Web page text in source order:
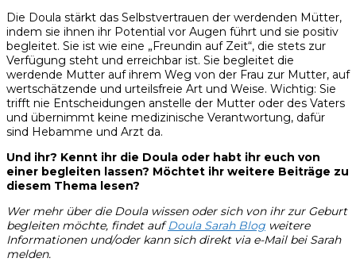
Die Doula stärkt das Selbstvertrauen der werdenden Mütter,
indem sie ihnen ihr Potential vor Augen führt und sie positiv
begleitet. Sie ist wie eine „Freundin auf Zeit“, die stets zur
Verfügung steht und erreichbar ist. Sie begleitet die
werdende Mutter auf ihrem Weg von der Frau zur Mutter, auf
wertschätzende und urteilsfreie Art und Weise. Wichtig: Sie
trifft nie Entscheidungen anstelle der Mutter oder des Vaters
und übernimmt keine medizinische Verantwortung, dafür
sind Hebamme und Arzt da.
Und ihr? Kennt ihr die Doula oder habt ihr euch von
einer begleiten lassen? Möchtet ihr weitere Beiträge zu
diesem Thema lesen?
Wer mehr über die Doula wissen oder sich von ihr zur Geburt
begleiten möchte, findet aufDoula Sarah Blog weitere
Informationen und/oder kann sich direkt via e-Mail bei Sarah
melden.